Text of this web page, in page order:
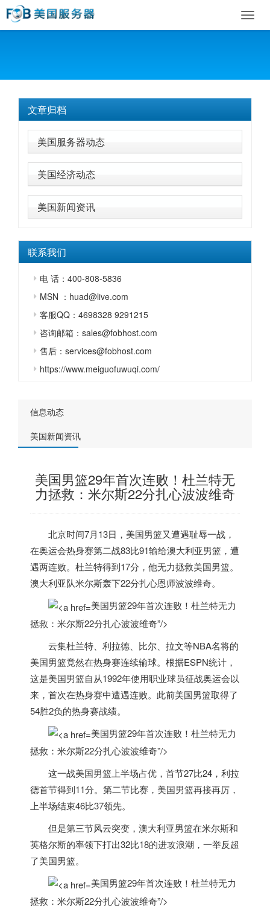
文章归档
美国服务器动态
美国经济动态
美国新闻资讯
联系我们
电 话：400-808-5836
MSN ：huad@live.com
客服QQ：4698328 9291215
咨询邮箱：sales@fobhost.com
售后：services@fobhost.com
https://www.meiguofuwuqi.com/
信息动态
美国新闻资讯
美国男篮29年首次连败！杜兰特无
力拯救：米尔斯22分扎心波波维奇
北京时间7月13日， 美国男篮又遭遇耻辱一战，
在奥运会热身赛第二战83比91输给澳大利亚男篮，遭
遇两连败。杜兰特得到17分，他无力拯救美国男篮。
澳大利亚队米尔斯轰下22分扎心恩师波波维奇。
美国男篮29年首次连败！杜兰特无力
拯救：米尔斯22分扎心波波维奇”/>
云集杜兰特、利拉德、比尔、拉文等NBA名将的
美国男篮竟然在热身赛连续输球。根据ESPN统计，
这是美国男篮自从1992年使用职业球员征战奥运会以
来，首次在热身赛中遭遇连败。此前美国男篮取得了
54胜2负的热身赛战绩。
美国男篮29年首次连败！杜兰特无力
拯救：米尔斯22分扎心波波维奇”/>
这一战美国男篮上半场占优，首节27比24，利拉
德首节得到11分。第二节比赛， 美国男篮再接再厉，
上半场结束46比37领先。
但是第三节风云突变，澳大利亚男篮在米尔斯和
英格尔斯的率领下打出32比18的进攻浪潮，一举反超
了美国男篮。
美国男篮29年首次连败！杜兰特无力
拯救：米尔斯22分扎心波波维奇”/>